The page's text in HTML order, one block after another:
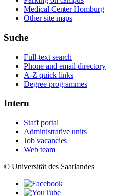
Medical Center Homburg
Other site maps
Suche
Full-text search
Phone and email directory
A-Z quick links
Degree programmes
Intern
Staff portal
Administrative units
Job vacancies
Web team
© Universität des Saarlandes